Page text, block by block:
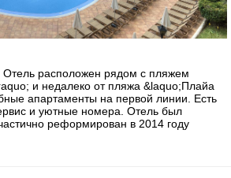
расположен рядом с пляжем
и недалеко от пляжа &laquo;Плайа
апартаменты на первой линии. Есть
и уютные номера. Отель был
реформирован в 2014 году